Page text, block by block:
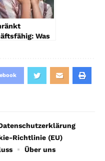
Was
Richtlinie (EU)
Über uns